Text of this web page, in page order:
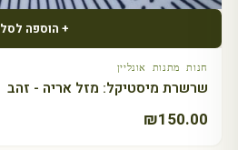
+ הוספה לסל
חנות מתנות אונליין
שרשרת מיסטיקל: מזל אריה - זהב
₪150.00